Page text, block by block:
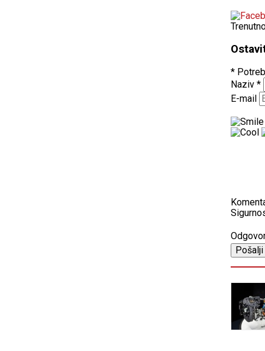
*
Naziv *
E-mail